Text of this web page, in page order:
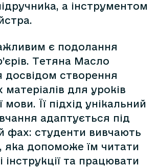
а інструментом
є подолання
Тетяна Масло
досвідом створення
матеріалів для уроків
мови. Її підхід унікальний
адаптується під
фах: студенти вивчають
яка допоможе їм читати
інструкції та працювати